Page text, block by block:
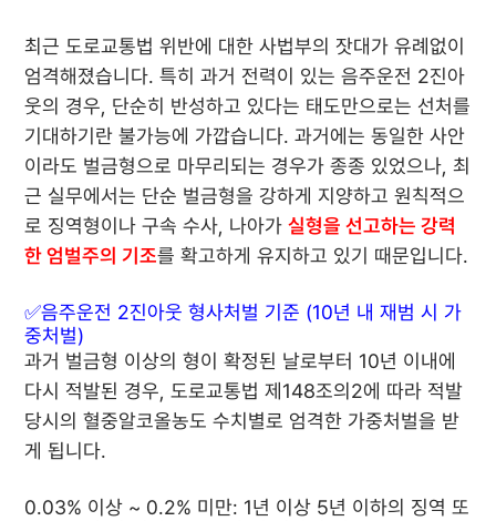
최근 도로교통법 위반에 대한 사법부의 잣대가 유례없이
엄격해졌습니다. 특히 과거 전력이 있는 음주운전 2진아
웃의 경우, 단순히 반성하고 있다는 태도만으로는 선처를
기대하기란 불가능에 가깝습니다. 과거에는 동일한 사안
이라도 벌금형으로 마무리되는 경우가 종종 있었으나, 최
근 실무에서는 단순 벌금형을 강하게 지양하고 원칙적으
로 징역형이나 구속 수사, 나아가실형을 선고하는 강력
한 엄벌주의 기조를 확고하게 유지하고 있기 때문입니다.
✅음주운전 2진아웃 형사처벌 기준 (10년 내 재범 시 가
중처벌)
과거 벌금형 이상의 형이 확정된 날로부터 10년 이내에
다시 적발된 경우, 도로교통법 제148조의2에 따라 적발
당시의 혈중알코올농도 수치별로 엄격한 가중처벌을 받
게 됩니다.
0.03% 이상 ~ 0.2% 미만: 1년 이상 5년 이하의 징역 또